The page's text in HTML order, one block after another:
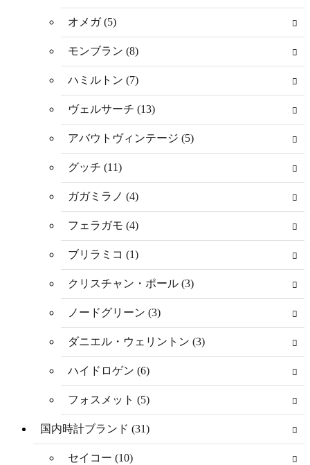
オメガ (5)
モンブラン (8)
ハミルトン (7)
ヴェルサーチ (13)
アバウトヴィンテージ (5)
グッチ (11)
ガガミラノ (4)
フェラガモ (4)
ブリラミコ (1)
クリスチャン・ポール (3)
ノードグリーン (3)
ダニエル・ウェリントン (3)
ハイドロゲン (6)
フォスメット (5)
国内時計ブランド (31)
セイコー (10)